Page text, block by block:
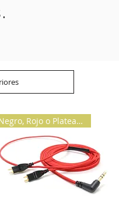
Negro, Rojo o Plateado.